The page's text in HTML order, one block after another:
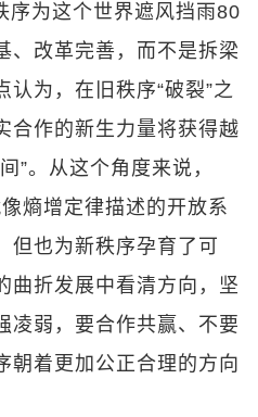
序为这个世界遮风挡雨80
、改革完善，而不是拆梁
认为，在旧秩序“破裂”之
合作的新生力量将获得越
”。从这个角度来说，
像熵增定律描述的开放系
但也为新秩序孕育了可
曲折发展中看清方向，坚
凌弱，要合作共赢、不要
朝着更加公正合理的方向